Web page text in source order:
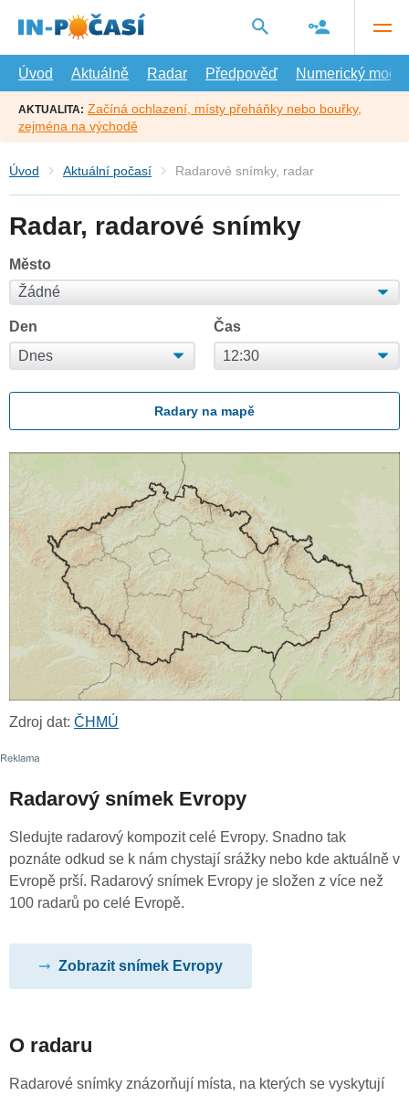
hlavní
Úvod
Aktuálně Radar Předpověď Numerický model
AKTUALITA: Začíná ochlazení, místy přeháňky nebo bouřky,
zejména na východě
Úvod Aktuální počasí Radarové snímky, radar
Radar, radarové snímky
Město
Den Čas
Radary na mapě
Zdroj dat: ČHMÚ
Radarový snímek Evropy
Sledujte radarový kompozit celé Evropy. Snadno tak
poznáte odkud se k nám chystají srážky nebo kde aktuálně v
Evropě prší. Radarový snímek Evropy je složen z více než
100 radarů po celé Evropě.
Zobrazit snímek Evropy
O radaru
Radarové snímky znázorňují místa, na kterých se vyskytují